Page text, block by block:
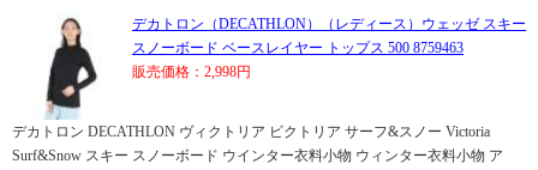
デカトロン（DECATHLON）（レディース）ウェッゼ スキー
スノーボード ベースレイヤー トップス 500 8759463
販売価格：2,998円
デカトロン DECATHLON ヴィクトリア ビクトリア サーフ&スノー Victoria
Surf&Snow スキー スノーボード ウインター衣料小物 ウィンター衣料小物 ア